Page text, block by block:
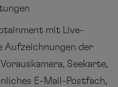
mit Live-
Aufzeichnungen der
Seekarte,
E-Mail-Postfach,